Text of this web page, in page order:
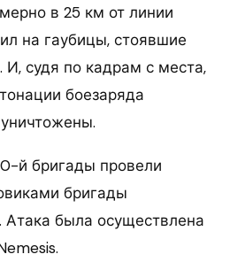
в 25 км от линии
на гаубицы, стоявшие
И, судя по кадрам с места,
боезаряда
й бригады провели
бригады
Атака была осуществлена